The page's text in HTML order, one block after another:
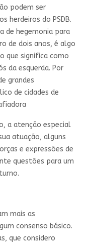
podem ser
herdeiros do PSDB.
de hegemonia para
de dois anos, é algo
que significa como
da esquerda. Por
grandes
de cidades de
a atenção especial
atuação, alguns
e expressões de
questões para um
mais as
consenso básico.
que considero